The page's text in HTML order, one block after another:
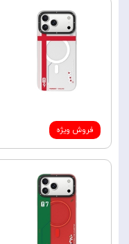
فروش ویژه